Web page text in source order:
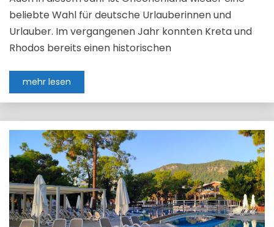
beliebte Wahl für deutsche Urlauberinnen und
Urlauber. Im vergangenen Jahr konnten Kreta und
Rhodos bereits einen historischen
mehr lesen